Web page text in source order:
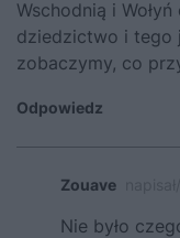
Wschodnią i
dziedzictwo i tego
zobaczymy, co
Odpowiedz
Zouave
Nie było